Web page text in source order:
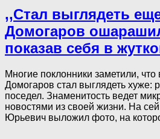
,,Стал выглядеть
Домогаров
показав себя в
Многие поклонники заметили,
Домогаров стал выглядеть хуже:
поседел. Знаменитость ведет
новостями из своей жизни. На
Юрьевич выложил фото, на